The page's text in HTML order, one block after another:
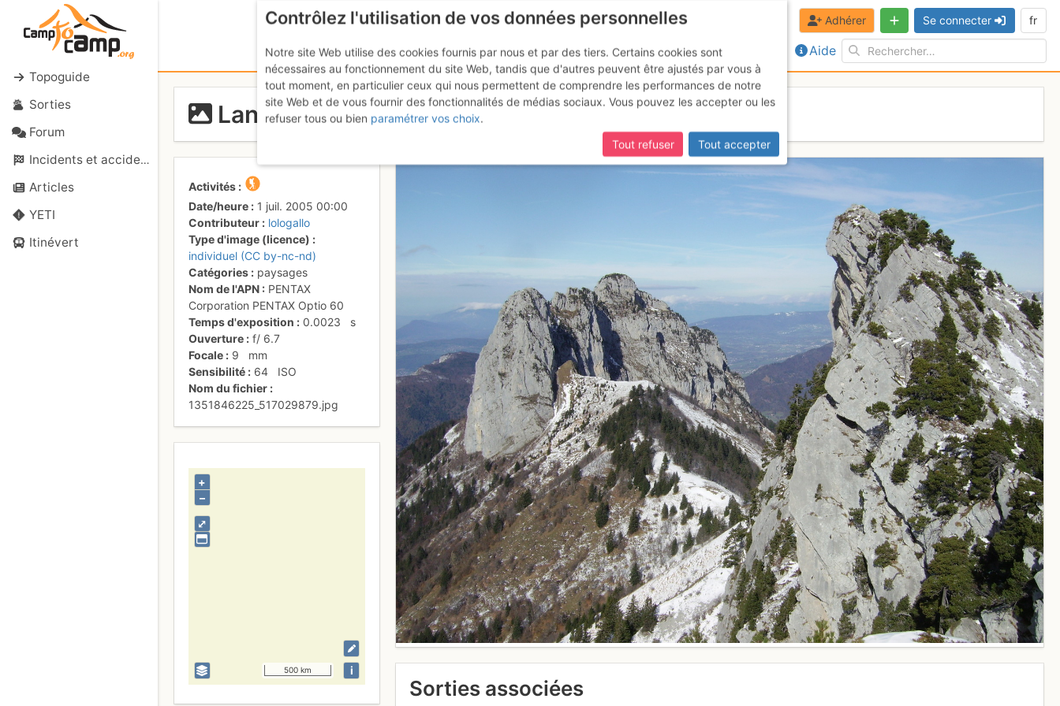
Topoguide
Sorties
Forum
Incidents et accidents
Articles
YETI
Itinévert
Aide
Adhérer Se connecter fr
Lanfon, Lanfonnet...
Activités
Date/heure
1 juil. 2005 00:00
Contributeur
lologallo
Type d'image (licence)
individuel (CC by-nc-nd)
Catégories
paysages
Nom de l'APN
PENTAX
Corporation PENTAX Optio 60
Temps d'exposition
0.0023
s
Ouverture
f/6.7
Focale
9
mm
Sensibilité
64
ISO
Nom du fichier
1351846225_517029879.jpg
⤢
+
–
500 km i
Sorties associées
Contrôlez l'utilisation de vos données personnelles
Notre site Web utilise des cookies fournis par nous et par des tiers. Certains cookies sont
nécessaires au fonctionnement du site Web, tandis que d'autres peuvent être ajustés par vous à
tout moment, en particulier ceux qui nous permettent de comprendre les performances de notre
site Web et de vous fournir des fonctionnalités de médias sociaux. Vous pouvez les accepter ou les
refuser tous ou bien paramétrer vos choix.
Tout refuser
Tout accepter